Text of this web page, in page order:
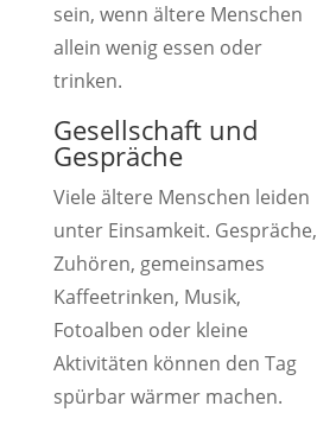
sein, wenn ältere Menschen
allein wenig essen oder
trinken.
Gesellschaft und
Gespräche
Viele ältere Menschen leiden
unter Einsamkeit. Gespräche,
Zuhören, gemeinsames
Kaffeetrinken, Musik,
Fotoalben oder kleine
Aktivitäten können den Tag
spürbar wärmer machen.